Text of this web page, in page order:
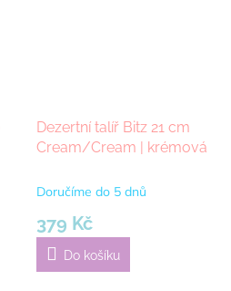
Dezertní talíř Bitz 21 cm
Cream/Cream | krémová
Doručíme do 5 dnů
379 Kč
Do košíku